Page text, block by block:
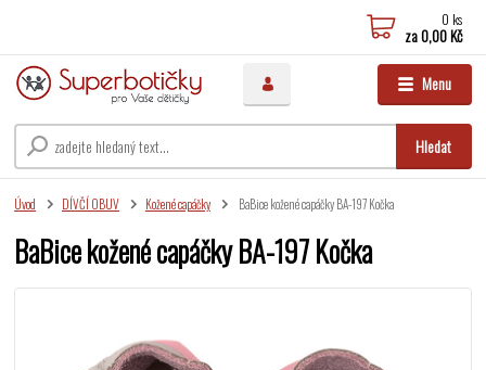
Menu
Hledat
0 ks
za0,00 Kč
Úvod DÍVČÍ OBUV Kožené capáčky BaBice kožené capáčky BA-197 Kočka
BaBice kožené capáčky BA-197 Kočka